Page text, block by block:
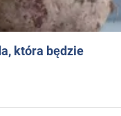
która będzie